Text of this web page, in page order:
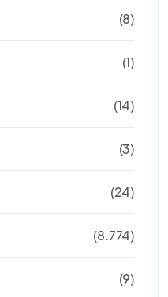
(8)
(1)
(14)
(3)
(24)
(8.774)
(9)